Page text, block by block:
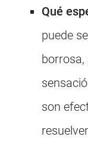
Qué
puede
borrosa,
son